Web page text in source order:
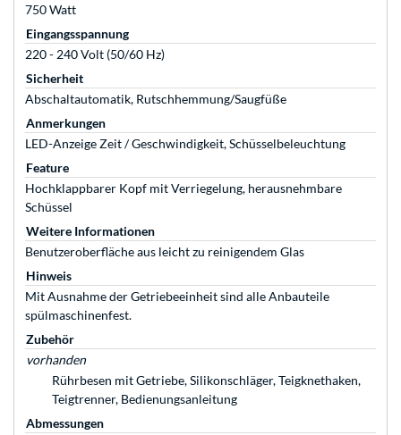
750 Watt
Eingangsspannung
220 - 240 Volt (50/60 Hz)
Sicherheit
Abschaltautomatik, Rutschhemmung/Saugfüße
Anmerkungen
LED-Anzeige Zeit / Geschwindigkeit, Schüsselbeleuchtung
Feature
Hochklappbarer Kopf mit Verriegelung, herausnehmbare
Schüssel
Weitere Informationen
Benutzeroberfläche aus leicht zu reinigendem Glas
Hinweis
Mit Ausnahme der Getriebeeinheit sind alle Anbauteile
spülmaschinenfest.
Zubehör
vorhanden
Rührbesen mit Getriebe, Silikonschläger, Teigknethaken,
Teigtrenner, Bedienungsanleitung
Abmessungen